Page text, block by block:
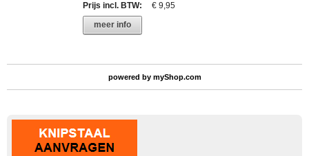
Prijs incl. BTW:
€ 9,95
meer info
powered by myShop.com